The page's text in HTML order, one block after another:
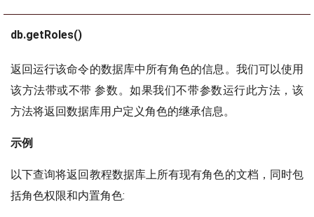
db.getRoles()
返回运行该命令的数据库中所有角色的信息。我们可以使用
该方法带或不带 参数。如果我们不带参数运行此方法，该
方法将返回数据库用户定义角色的继承信息。
示例
以下查询将返回教程数据库上所有现有角色的文档，同时包
括角色权限和内置角色: